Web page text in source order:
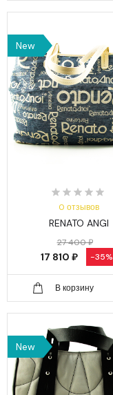
New
0 отзывов
RENATO ANGI
27 400 ₽
17 810 ₽ -35%
В корзину
New